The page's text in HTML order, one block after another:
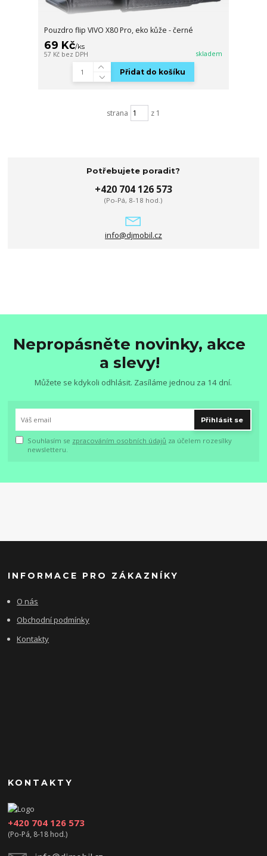
Pouzdro flip VIVO X80 Pro, eko kůže - černé
69 Kč/ks
57 Kč bez DPH skladem
Přidat do košíku
strana z 1
Potřebujete poradit?
+420 704 126 573
(Po-Pá, 8-18 hod.)
info@djmobil.cz
Nepropásněte novinky, akce
a slevy!
Můžete se kdykoli odhlásit. Zasíláme jednou za 14 dní.
Přihlásit se
Souhlasím se zpracováním osobních údajů za účelem rozesílky
newsletteru.
INFORMACE PRO ZÁKAZNÍKY
O nás
Obchodní podmínky
Kontakty
KONTAKTY
+420 704 126 573
(Po-Pá, 8-18 hod.)